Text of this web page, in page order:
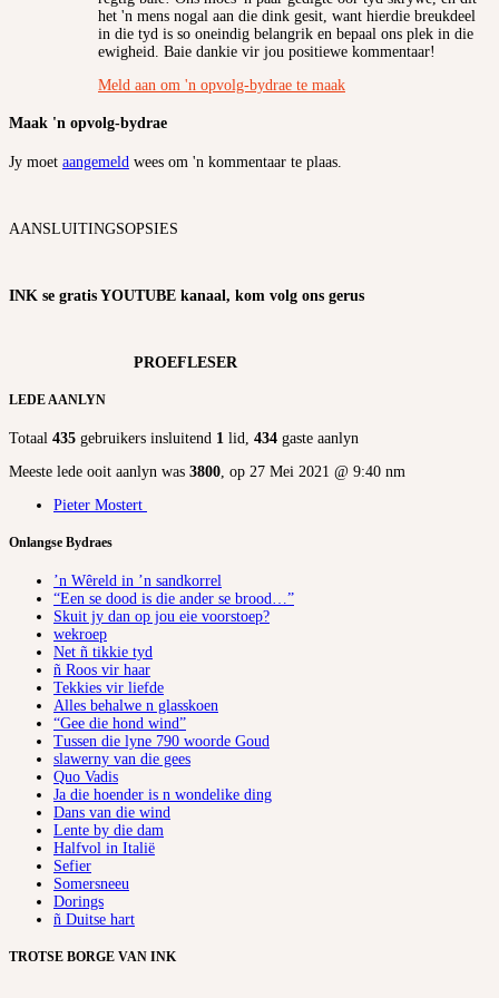
het 'n mens nogal aan die dink gesit, want hierdie breukdeel
in die tyd is so oneindig belangrik en bepaal ons plek in die
ewigheid. Baie dankie vir jou positiewe kommentaar!
Meld aan om 'n opvolg-bydrae te maak
Maak 'n opvolg-bydrae
Jy moet aangemeld wees om 'n kommentaar te plaas.
AANSLUITINGSOPSIES
INK se gratis YOUTUBE kanaal, kom volg ons gerus
PROEFLESER
LEDE AANLYN
Totaal 435 gebruikers insluitend 1 lid, 434 gaste aanlyn
Meeste lede ooit aanlyn was 3800 , op 27 Mei 2021 @ 9:40 nm
Pieter Mostert
Onlangse Bydraes
’n Wêreld in ’n sandkorrel
“Een se dood is die ander se brood…”
Skuit jy dan op jou eie voorstoep?
wekroep
Net ñ tikkie tyd
ñ Roos vir haar
Tekkies vir liefde
Alles behalwe n glasskoen
“Gee die hond wind”
Tussen die lyne 790 woorde Goud
slawerny van die gees
Quo Vadis
Ja die hoender is n wondelike ding
Dans van die wind
Lente by die dam
Halfvol in Italië
Sefier
Somersneeu
Dorings
ñ Duitse hart
TROTSE BORGE VAN INK